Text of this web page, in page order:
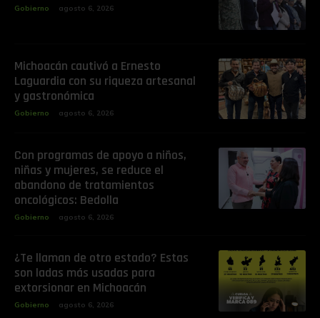
Gobierno agosto 6, 2026
Michoacán cautivó a Ernesto
Laguardia con su riqueza artesanal
y gastronómica
Gobierno agosto 6, 2026
Con programas de apoyo a niños,
niñas y mujeres, se reduce el
abandono de tratamientos
oncológicos: Bedolla
Gobierno agosto 6, 2026
¿Te llaman de otro estado? Estas
son ladas más usadas para
extorsionar en Michoacán
Gobierno agosto 6, 2026